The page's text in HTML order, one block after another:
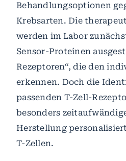
Behandlungsoptionen
Krebsarten. Die
werden im Labor
Sensor-Proteinen
Rezeptoren“, die den
erkennen. Doch die
passenden T-Zell-
besonders
Herstellung
T-Zellen.